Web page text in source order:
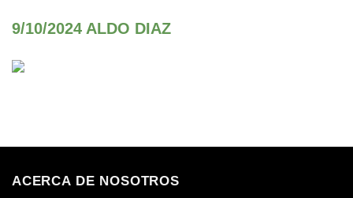
9/10/2024 ALDO DIAZ
ACERCA DE NOSOTROS